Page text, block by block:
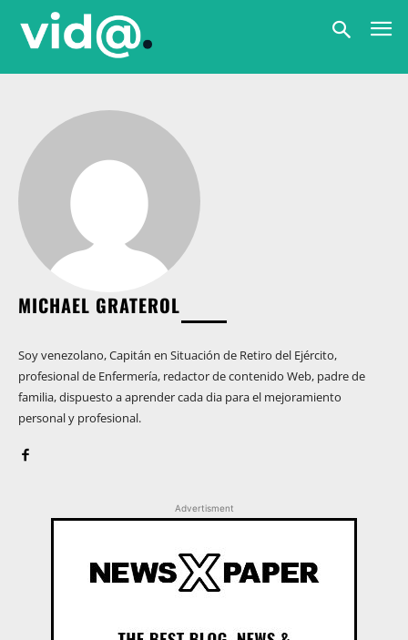
MICHAEL GRATEROL
Soy venezolano, Capitán en Situación de Retiro del Ejército,
profesional de Enfermería, redactor de contenido Web, padre de
familia, dispuesto a aprender cada dia para el mejoramiento
personal y profesional.
Advertisment